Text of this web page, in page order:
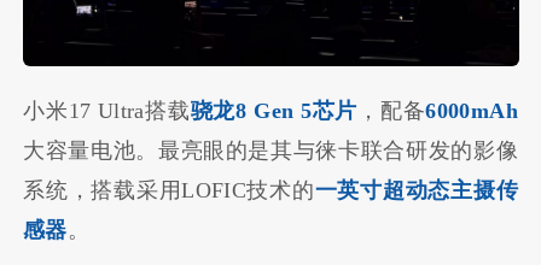
小米17 Ultra搭载骁龙8 Gen 5芯片 ，配备6000mAh
大容量电池。最亮眼的是其与徕卡联合研发的影像
系统，搭载采用LOFIC技术的一英寸超动态主摄传
感器。